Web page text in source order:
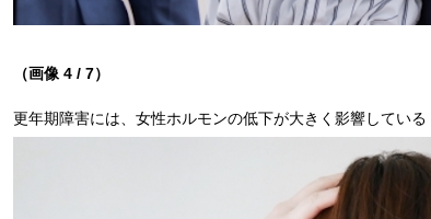
（画像 4 / 7）
更年期障害には、女性ホルモンの低下が大きく影響している